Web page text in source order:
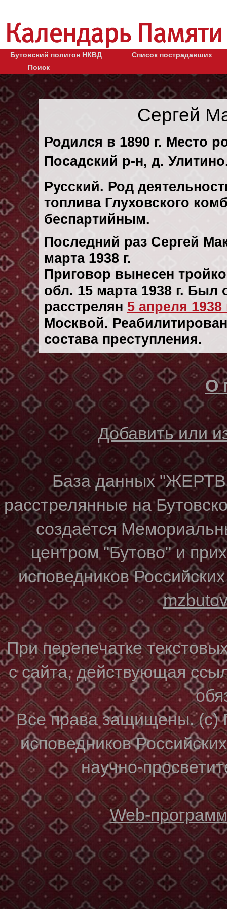
Бутовский полигон НКВД
Список пострадавших
Поиск
Сергей
Родился в 1890 г. Место
Посадский р-н, д.
Русский. Род
топлива Глуховского
беспартийным.
Последний раз Сергей
марта 1938 г.
Приговор вынесен
обл. 15 марта 1938 г. Был
расстрелян 5 апреля 1938
Москвой. Реабилитирован
состава преступления.
О
Добавить или
База данных
расстрелянные на
создается
центром "Бутово" и
исповедников
При перепечатке
с сайта, действующая
Все права защищены. (с)
исповедников
научно-
Web-